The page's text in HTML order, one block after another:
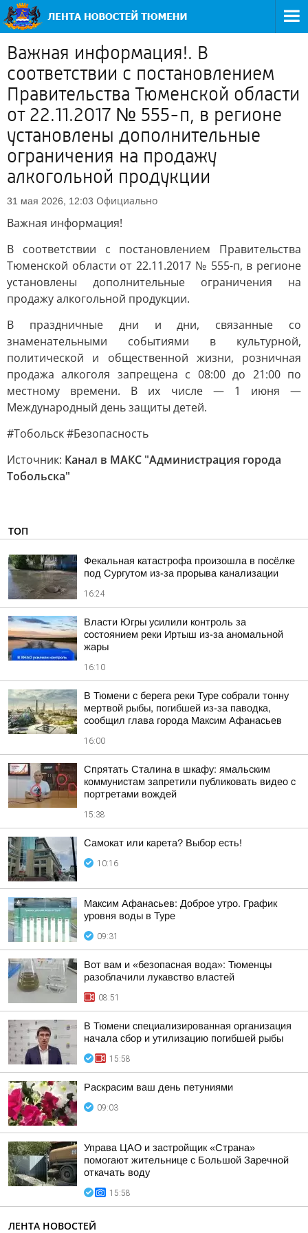
Важная информация!. В
соответствии с постановлением
Правительства Тюменской области
от 22.11.2017 № 555-п, в регионе
установлены дополнительные
ограничения на продажу
алкогольной продукции
31 мая 2026, 12:03 Официально
Важная информация!
В соответствии с постановлением Правительства
Тюменской области от 22.11.2017 № 555-п, в регионе
установлены дополнительные ограничения на
продажу алкогольной продукции.
В праздничные дни и дни, связанные со
знаменательными событиями в культурной,
политической и общественной жизни, розничная
продажа алкоголя запрещена с 08:00 до 21:00 по
местному времени. В их числе — 1 июня —
Международный день защиты детей.
#Тобольск #Безопасность
Источник: Канал в МАКС "Администрация города
Тобольска"
ТОП
Фекальная катастрофа произошла в посёлке
под Сургутом из-за прорыва канализации
16:24
Власти Югры усилили контроль за
состоянием реки Иртыш из-за аномальной
жары
16:10
В Тюмени с берега реки Туре собрали тонну
мертвой рыбы, погибшей из-за паводка,
сообщил глава города Максим Афанасьев
16:00
Спрятать Сталина в шкафу: ямальским
коммунистам запретили публиковать видео с
портретами вождей
15:38
Самокат или карета? Выбор есть!
10:16
Максим Афанасьев: Доброе утро. График
уровня воды в Туре
09:31
Вот вам и «безопасная вода»: Тюменцы
разоблачили лукавство властей
08:51
В Тюмени специализированная организация
начала сбор и утилизацию погибшей рыбы
15:58
Раскрасим ваш день петуниями
09:03
Управа ЦАО и застройщик «Страна»
помогают жительнице с Большой Заречной
откачать воду
15:58
ЛЕНТА НОВОСТЕЙ